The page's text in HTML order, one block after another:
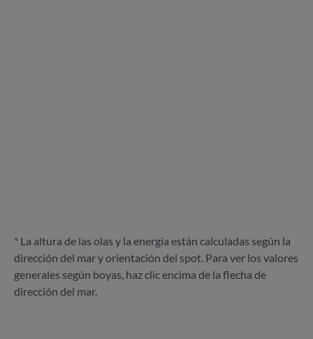
* La altura de las olas y la energía están calculadas según la
dirección del mar y orientación del spot. Para ver los valores
generales según boyas, haz clic encima de la flecha de
dirección del mar.